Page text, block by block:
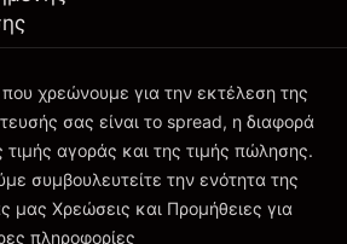
στην πλατφόρμα
Χρεώσεις και Τέλη
χρεώνουμε για την εκτέλεση της
σας είναι το spread, η διαφορά
τιμής αγοράς και της τιμής πώλησης.
συμβουλευτείτε την ενότητα της
μας Χρεώσεις και Προμήθειες για
πληροφορίες